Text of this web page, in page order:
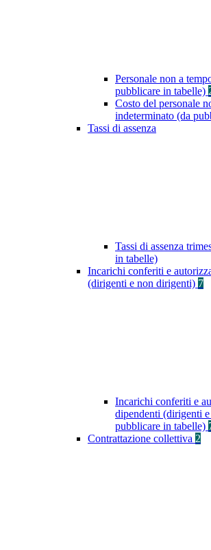
Personale non a
pubblicare in tabelle)
Costo del personale
indeterminato (da
Tassi di assenza
Tassi di assenza
in tabelle)
Incarichi conferiti e
(dirigenti e non dirigenti) 7
Incarichi conferiti e
dipendenti (dirigenti
pubblicare in tabelle)
Contrattazione collettiva 2